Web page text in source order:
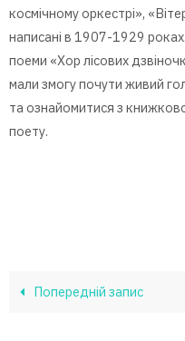
космічному оркестрі»,
написані в 1907-1929
поеми «Хор лісових
мали змогу почути живий
та ознайомитися з
поету.
Попередній запис